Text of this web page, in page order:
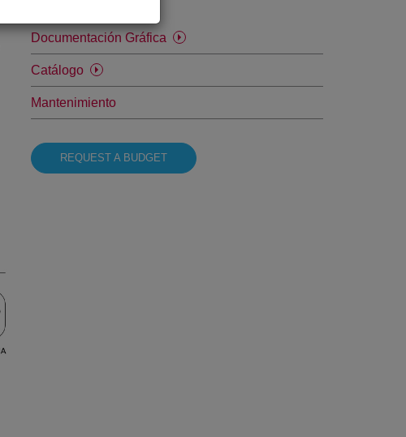
Documentación Gráfica
Catálogo
Mantenimiento
REQUEST A BUDGET